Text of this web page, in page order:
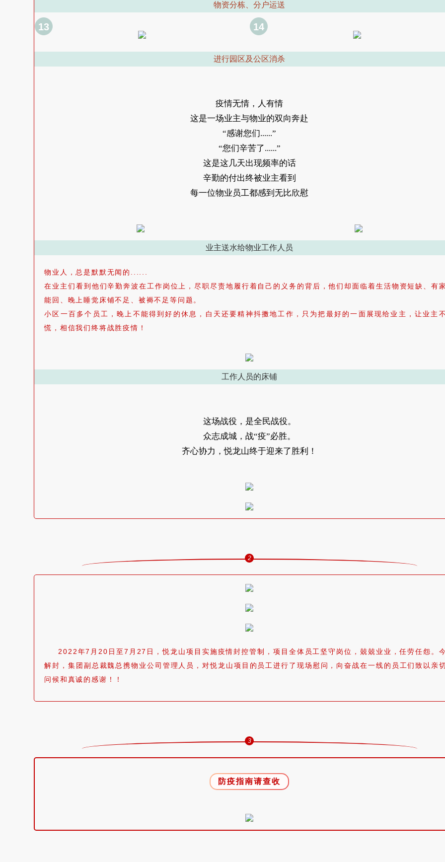
物资分栋、分户运送
13 14
进行园区及公区消杀
疫情无情，人有情
这是一场业主与物业的双向奔赴
“感谢您们......”
“您们辛苦了......”
这是这几天出现频率的话
辛勤的付出终被业主看到
每一位物业员工都感到无比欣慰
业主送水给物业工作人员
物业人，总是默默无闻的......
在业主们看到他们辛勤奔波在工作岗位上，尽职尽责地履行着自己的义务的背后，他们却面临着生活物资短缺、有
能回、晚上睡觉床铺不足、被褥不足等问题。
小区一百多个员工，晚上不能得到好的休息，白天还要精神抖擞地工作，只为把最好的一面展现给业主，让业主
慌，相信我们终将战胜疫情！
工作人员的床铺
这场战役，是全民战役。
众志成城，战“疫”必胜。
齐心协力，悦龙山终于迎来了胜利！
2
2022年7月20日至7月27日，悦龙山项目实施疫情封控管制，项目全体员工坚守岗位，兢兢业业，任劳任怨。
解封，集团副总裁魏总携物业公司管理人员，对悦龙山项目的员工进行了现场慰问，向奋战在一线的员工们致以亲
问候和真诚的感谢！！
3
防疫指南请查收